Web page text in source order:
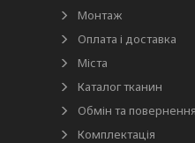
Монтаж
Оплата і доставка
Міста
Каталог тканин
Обмін та повернення
Комплектація